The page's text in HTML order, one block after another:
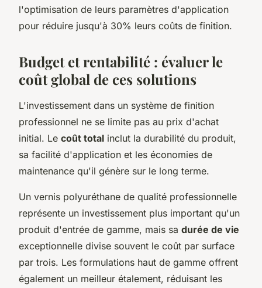
l'optimisation de leurs paramètres d'application
pour réduire jusqu'à 30% leurs coûts de finition.
Budget et rentabilité : évaluer le
coût global de ces solutions
L'investissement dans un système de finition
professionnel ne se limite pas au prix d'achat
initial. Le coût total inclut la durabilité du produit,
sa facilité d'application et les économies de
maintenance qu'il génère sur le long terme.
Un vernis polyuréthane de qualité professionnelle
représente un investissement plus important qu'un
produit d'entrée de gamme, mais sa durée de vie
exceptionnelle divise souvent le coût par surface
par trois. Les formulations haut de gamme offrent
également un meilleur étalement, réduisant les